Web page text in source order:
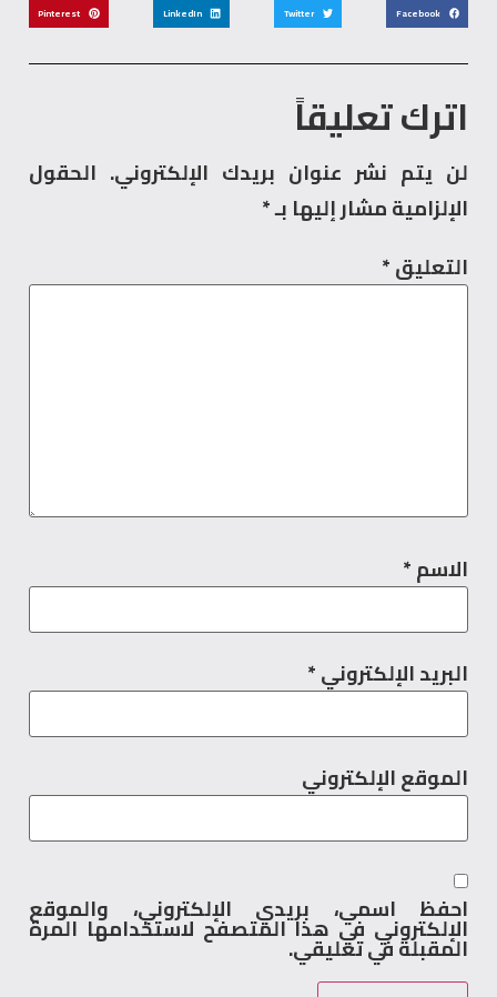
Facebook
Twitter
LinkedIn
Pinterest
اترك تعليقاً
لن يتم نشر عنوان بريدك الإلكتروني. الحقول
الإلزامية مشار إليها بـ *
التعليق*
الاسم*
البريد الإلكتروني*
الموقع الإلكتروني
احفظ اسمي، بريدي الإلكتروني، والموقع
الإلكتروني في هذا المتصفح لاستخدامها المرة
المقبلة في تعليقي.